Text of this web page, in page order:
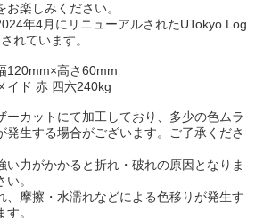
楽しみください。
年4月にリニューアルされたUTokyo Log
れています。
120mm×高さ60mm
イド 赤 四六240kg
カットにて加工しており、多少の色ムラ
発生する場合がございます。ご了承くださ
力がかかると折れ・破れの原因となりま
い。
摩擦・水濡れなどによる色移りが発生す
。